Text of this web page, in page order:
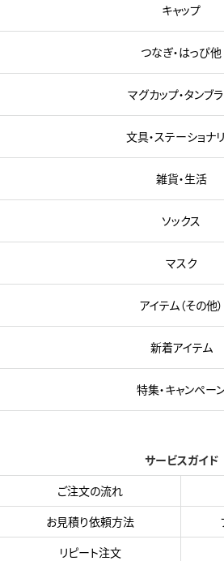
キャップ
つなぎ・はっぴ他
マグカップ・タンブ
文具・ステーショナ
雑貨・生活
ソックス
マスク
アイテム（その他）
新着アイテム
特集・キャンペー
サービスガイド
ご注文の流れ
お見積り依頼方法
リピート注文